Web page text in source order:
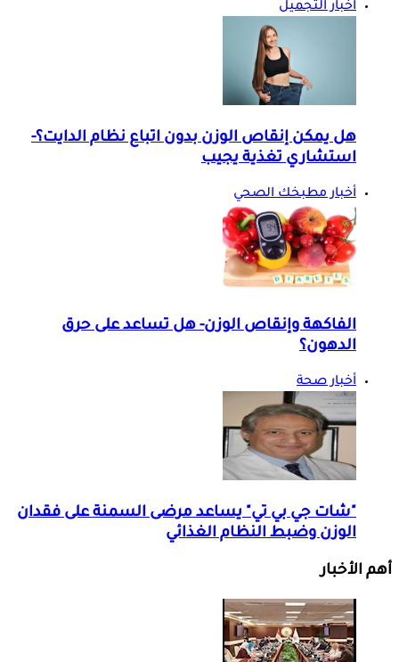
اخبار التجميل
هل يمكن إنقاص الوزن بدون اتباع نظام الدايت؟-
استشاري تغذية يجيب
أخبار مطبخك الصحي
الفاكهة وإنقاص الوزن- هل تساعد على حرق
الدهون؟
أخبار صحة
"شات جي بي تي" يساعد مرضى السمنة على فقدان
الوزن وضبط النظام الغذائي
أهم الأخبار